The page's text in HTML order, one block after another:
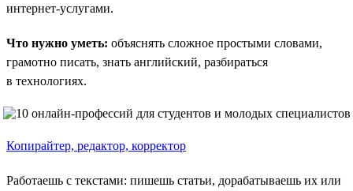
интернет-услугами.
Что нужно уметь: объяснять сложное простыми словами,
грамотно писать, знать английский, разбираться
в технологиях.
Копирайтер, редактор, корректор
Работаешь с текстами: пишешь статьи, дорабатываешь их или